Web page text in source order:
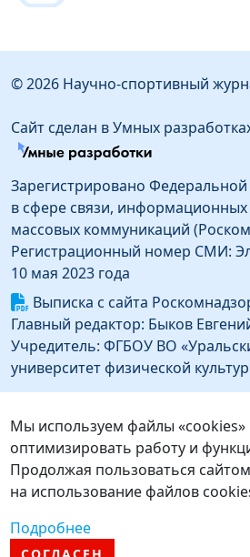
© 2026 Научно-спортивный
Сайт сделан в Умных
Зарегистрировано
в сфере связи, информационных
массовых коммуникаций
Регистрационный номер СМИ:
10 мая 2023 года
Выписка с сайта
Главный редактор: Быков
Учредитель: ФГБОУ ВО
университет физической
Информация об издателе
Издатель: Федеральное
образовательное учреждение
«Уральский государственный
физической культуры»
Адрес издателя: 454091, г.
Орджоникидзе, д.1
Мы используем файлы «cookies»
оптимизировать работу и
Продолжая пользоваться
на использование файлов
Подробнее